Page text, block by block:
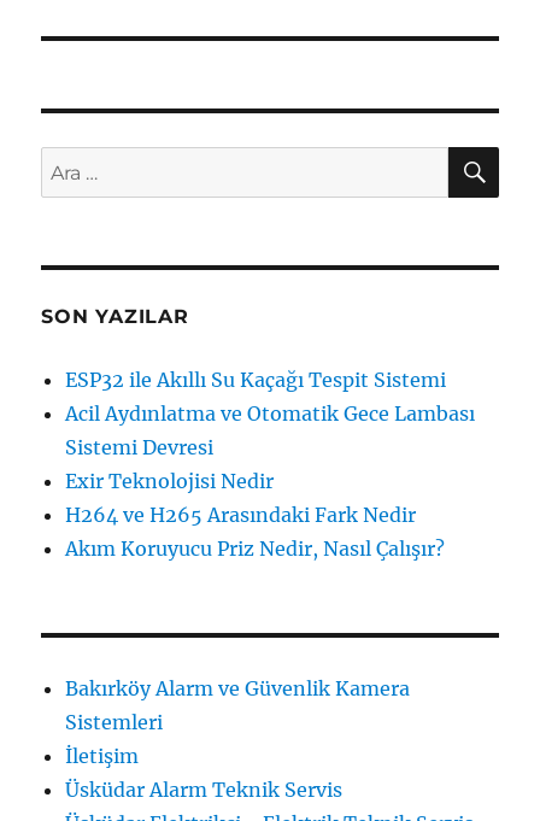
Ara:
SON YAZILAR
ESP32 ile Akıllı Su Kaçağı Tespit Sistemi
Acil Aydınlatma ve Otomatik Gece Lambası
Sistemi Devresi
Exir Teknolojisi Nedir
H264 ve H265 Arasındaki Fark Nedir
Akım Koruyucu Priz Nedir, Nasıl Çalışır?
Bakırköy Alarm ve Güvenlik Kamera
Sistemleri
İletişim
Üsküdar Alarm Teknik Servis